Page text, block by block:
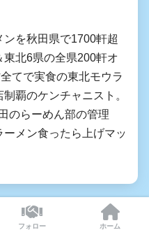
を秋田県で1700軒超
北6県の全県200軒オ
てで実食の東北モウラ
覇のケンチャニスト。
のらーめん部の管理
メン食ったら上げマッ
フォロー ホーム